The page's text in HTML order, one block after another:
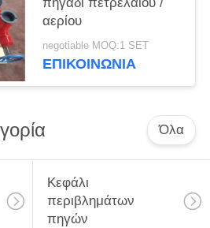
αερίου
negotiable MOQ:1 SET
ΕΠΙΚΟΙΝΩΝΊΑ
Όλα
Κεφάλι
περιβλημάτων
πηγών